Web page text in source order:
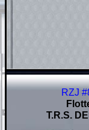
RZJ
T.R.S.